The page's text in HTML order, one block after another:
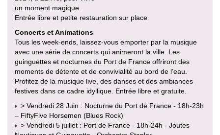
un moment magique.
Entrée libre et petite restauration sur place
Concerts et Animations
Tous les week-ends, laissez-vous emporter par la musique
avec une série de concerts qui animeront la ville. Les
guinguettes et nocturnes du Port de France offriront des
moments de détente et de convivialité au bord de l’eau.
Profitez de la musique live, des danses et des ambiances
festives dans ce cadre idyllique. Entrée libre et gratuite.
> Vendredi 28 Juin : Nocturne du Port de France - 18h-23h
– FiftyFive Horsemen (Blues Rock)
> Vendredi 5 juillet : Port de France - 18h-24h - Joutes